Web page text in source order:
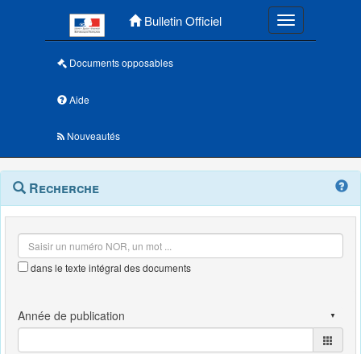
Bulletin Officiel Toggle
Documents opposables
Aide
Nouveautés
Navigation
outils
Menu
contextuel
Recherche
dans le texte intégral des documents